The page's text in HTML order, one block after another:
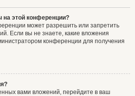
на этой конференции?
может разрешить или запретить
Если вы не знаете, какие вложения
конференции для получения
вами вложений, перейдите в ваш